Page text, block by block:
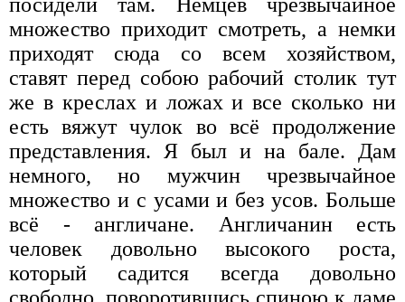
посидели там. Немцев чрезвычайное
множество приходит смотреть, а немки
приходят сюда со всем хозяйством,
ставят перед собою рабочий столик тут
же в креслах и ложах и все сколько ни
есть вяжут чулок во всё продолжение
представления. Я был и на бале. Дам
немного, но мужчин чрезвычайное
множество и с усами и без усов. Больше
всё - англичане. Англичанин есть
человек довольно высокого роста,
который садится всегда довольно